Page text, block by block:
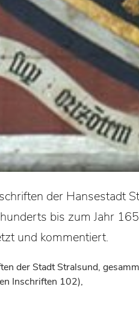
der Hansestadt
bis zum Jahr
und kommentiert.
der Stadt Stralsund,
Inschriften 102),